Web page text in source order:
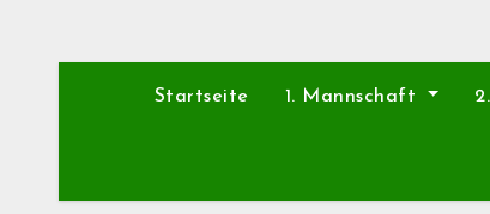
Startseite 1. Mannschaft